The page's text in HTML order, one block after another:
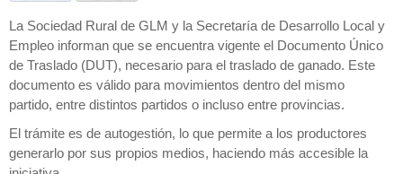
La Sociedad Rural de GLM y la Secretaría de Desarrollo Local y
Empleo informan que se encuentra vigente el Documento Único
de Traslado (DUT), necesario para el traslado de ganado. Este
documento es válido para movimientos dentro del mismo
partido, entre distintos partidos o incluso entre provincias.
El trámite es de autogestión, lo que permite a los productores
generarlo por sus propios medios, haciendo más accesible la